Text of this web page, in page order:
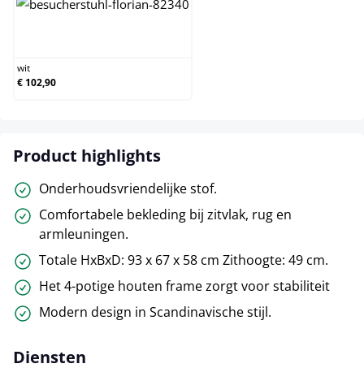
wit
€ 102,90
Product highlights
Onderhoudsvriendelijke stof.
Comfortabele bekleding bij zitvlak, rug en
armleuningen.
Totale HxBxD: 93 x 67 x 58 cm Zithoogte: 49 cm.
Het 4-potige houten frame zorgt voor stabiliteit
Modern design in Scandinavische stijl.
Diensten